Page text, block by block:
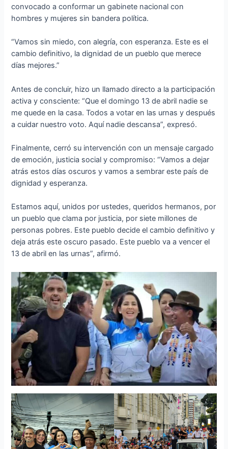
convocado a conformar un gabinete nacional con
hombres y mujeres sin bandera política.
“Vamos sin miedo, con alegría, con esperanza. Este es el
cambio definitivo, la dignidad de un pueblo que merece
días mejores.”
Antes de concluir, hizo un llamado directo a la participación
activa y consciente: “Que el domingo 13 de abril nadie se
me quede en la casa. Todos a votar en las urnas y después
a cuidar nuestro voto. Aquí nadie descansa”, expresó.
Finalmente, cerró su intervención con un mensaje cargado
de emoción, justicia social y compromiso: “Vamos a dejar
atrás estos días oscuros y vamos a sembrar este país de
dignidad y esperanza.
Estamos aquí, unidos por ustedes, queridos hermanos, por
un pueblo que clama por justicia, por siete millones de
personas pobres. Este pueblo decide el cambio definitivo y
deja atrás este oscuro pasado. Este pueblo va a vencer el
13 de abril en las urnas”, afirmó.